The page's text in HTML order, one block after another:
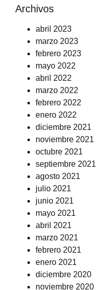
Archivos
abril 2023
marzo 2023
febrero 2023
mayo 2022
abril 2022
marzo 2022
febrero 2022
enero 2022
diciembre 2021
noviembre 2021
octubre 2021
septiembre 2021
agosto 2021
julio 2021
junio 2021
mayo 2021
abril 2021
marzo 2021
febrero 2021
enero 2021
diciembre 2020
noviembre 2020